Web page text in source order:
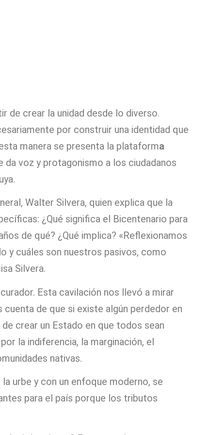
de crear la unidad desde lo diverso.
por construir una identidad que
manera se presenta la plataforma
da voz y protagonismo a los ciudadanos
Walter Silvera, quien explica que la
¿Qué significa el Bicentenario para
de qué? ¿Qué implica? «Reflexionamos
y cuáles son nuestros pasivos, como
Silvera.
Esta cavilación nos llevó a mirar
de que si existe algún perdedor en
crear un Estado en que todos sean
la indiferencia, la marginación, el
nativas.
urbe y con un enfoque moderno, se
para el país porque los tributos